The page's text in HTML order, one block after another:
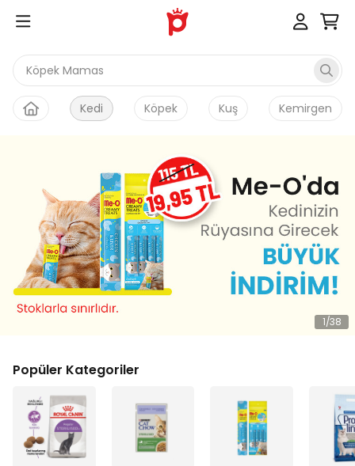
Köpek Maması
Kedi Köpek Kuş Kemirgen
1/38
Popüler Kategoriler